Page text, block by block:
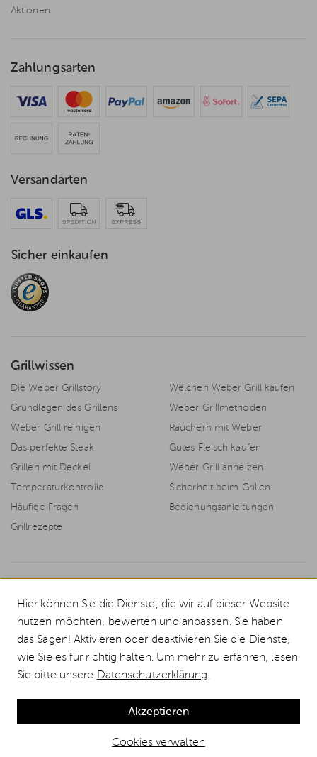
Aktionen
Zahlungsarten
Versandarten
Sicher einkaufen
Grillwissen
Die Weber Grillstory
Welchen Weber Grill kaufen
Grundlagen des Grillens
Weber Grillmethoden
Weber Grill reinigen
Räuchern mit Weber
Das perfekte Steak
Gutes Fleisch kaufen
Grillen mit Deckel
Weber Grill anheizen
Temperaturkontrolle
Sicherheit beim Grillen
Häufige Fragen
Bedienungsanleitungen
Grillrezepte
© 2026 Weststyle GmbH · Europas grosser Weber Spezialist
Durchgestrichene Preise entsprechen dem bisherigen Preis bei Weststyle.
Das komplette Weber Grill Sortiment in Deutschlands größtem Weber
Markenshop. Jetzt sicher und günstig bestellen! Wir liefern alle Weber
Gasgrills und Weber Kugelgrills deutschlandweit in 1-2 Tagen.
sind Geschenkgutscheine, Grillkurse und Bücher. Gültig bis 28.02.2026
Hier können Sie die Dienste, die wir auf dieser Website
nutzen möchten, bewerten und anpassen. Sie haben
das Sagen! Aktivieren oder deaktivieren Sie die Dienste,
wie Sie es für richtig halten. Um mehr zu erfahren, lesen
Sie bitte unsere Datenschutzerklärung.
Cookies verwalten
Akzeptieren